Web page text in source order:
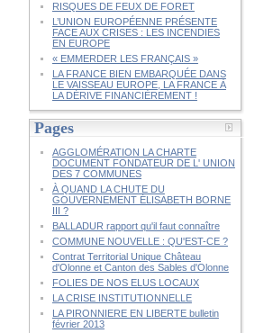
RISQUES DE FEUX DE FORET
L’UNION EUROPÉENNE PRÉSENTE
FACE AUX CRISES : LES INCENDIES
EN EUROPE
« EMMERDER LES FRANÇAIS »
LA FRANCE BIEN EMBARQUÉE DANS
LE VAISSEAU EUROPE, LA FRANCE À
LA DÉRIVE FINANCIÈREMENT !
Pages
AGGLOMÉRATION LA CHARTE
DOCUMENT FONDATEUR DE L' UNION
DES 7 COMMUNES
À QUAND LA CHUTE DU
GOUVERNEMENT ÉLISABETH BORNE
III ?
BALLADUR rapport qu'il faut connaître
COMMUNE NOUVELLE : QU'EST-CE ?
Contrat Territorial Unique Château
d'Olonne et Canton des Sables d'Olonne
FOLIES DE NOS ELUS LOCAUX
LA CRISE INSTITUTIONNELLE
LA PIRONNIERE EN LIBERTE bulletin
février 2013